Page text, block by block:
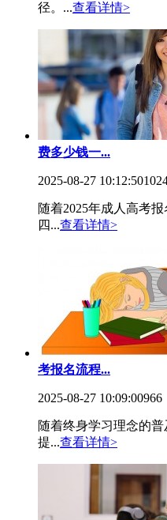
径。...查看详情>
费多少钱一...
2025-08-27 10:12:50
随着2025年成人高考
四...查看详情>
考报名流程...
2025-08-27 10:09:00966
随着终身学习理念的
提...查看详情>